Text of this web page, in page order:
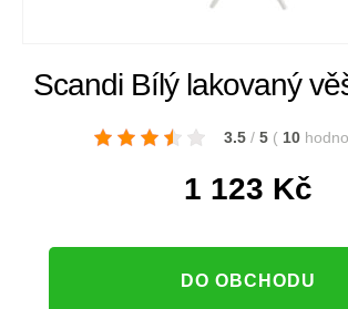
Scandi Bílý lakovaný
3.5 / 5 ( 10
1 123 Kč
DO OBCHODU